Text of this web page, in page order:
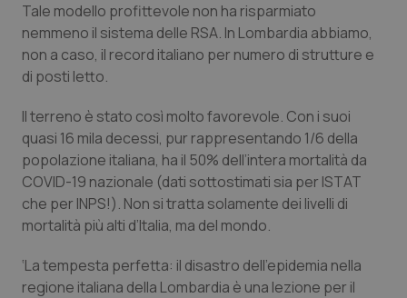
Quotidiano Cardiologia
Quotidiano Oncologia
Quotidiano Pediatria
Rene & patologie urogenitali
Salute orale & impianti
Tale modello profittevole non ha risparmiato
nemmeno il sistema delle RSA. In Lombardia abbiamo,
non a caso, il record italiano per numero di strutture e
di posti letto.
Il terreno è stato così molto favorevole. Con i suoi
quasi 16 mila decessi, pur rappresentando 1/6 della
popolazione italiana, ha il 50% dell’intera mortalità da
COVID-19 nazionale (dati sottostimati sia per ISTAT
che per INPS!). Non si tratta solamente dei livelli di
mortalità più alti d’Italia, ma del mondo.
‘La tempesta perfetta: il disastro dell’epidemia nella
regione italiana della Lombardia è una lezione per il